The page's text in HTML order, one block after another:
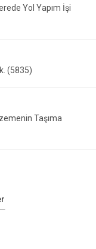
Yol Yapım İşi
(5835)
Taşıma